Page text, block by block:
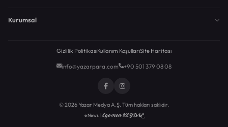
Kurumsal
Gizlilik PolitikasıKullanım KoşullarıSite Haritası
info@yazarpara.com +90 501 379 08 08
© 2026 Yazar Medya A.Ş. Tüm hakları saklıdır.
eNews |Egemen KEYDAL